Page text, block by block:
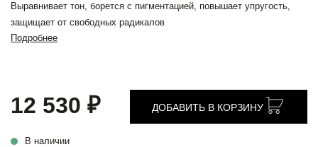
Выравнивает тон, борется с пигментацией, повышает упругость,
защищает от свободных радикалов
Подробнее
12 530 ₽
В наличии
ДОБАВИТЬ В КОРЗИНУ